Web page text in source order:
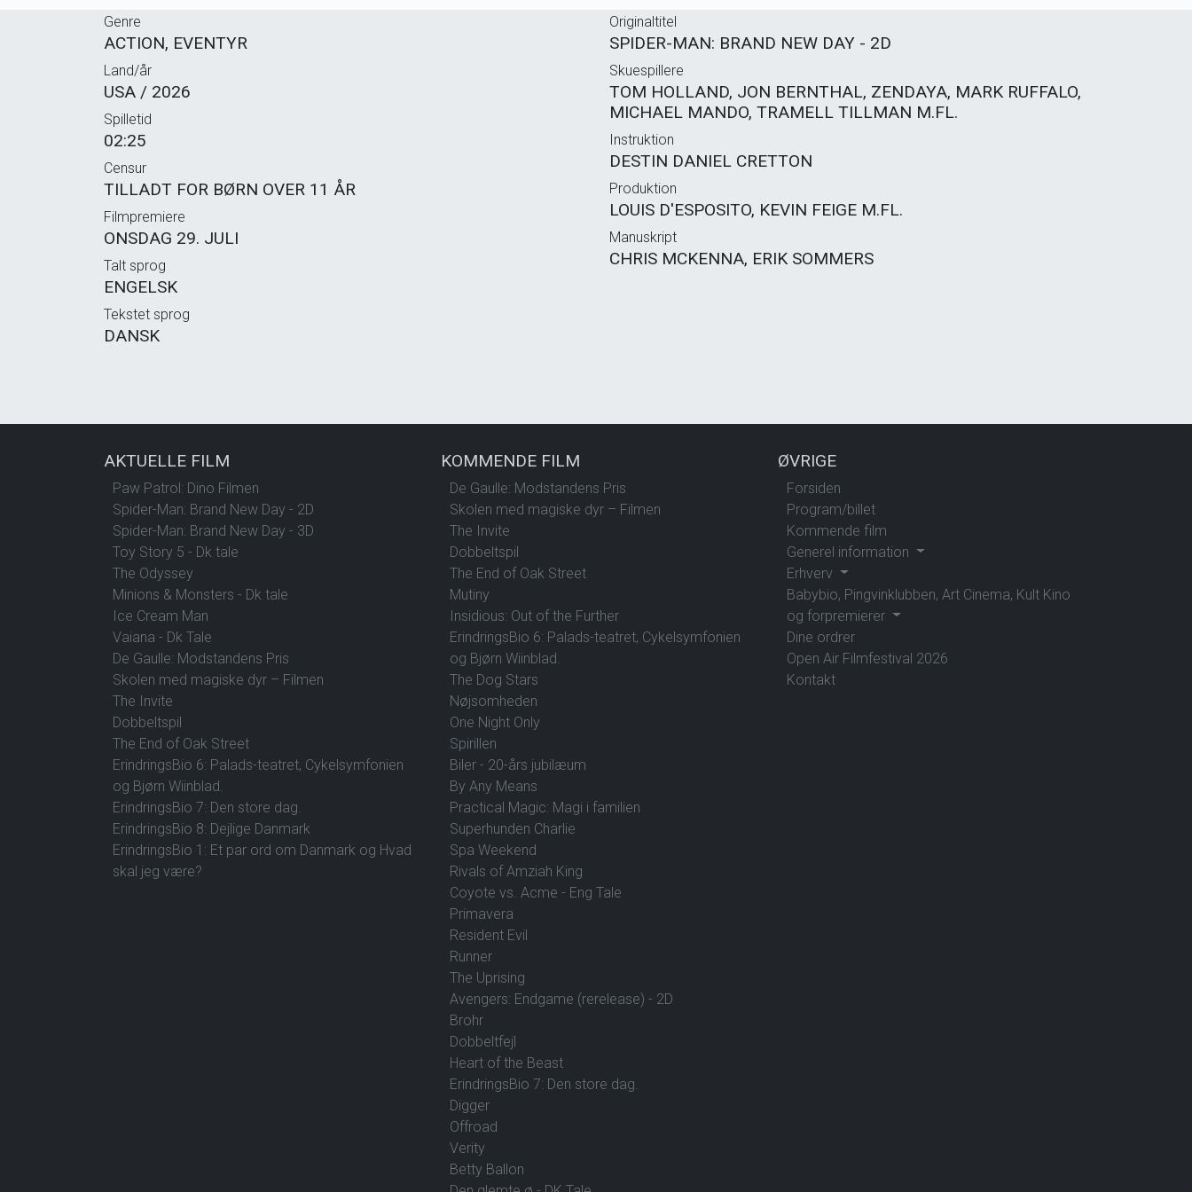
Genre
ACTION, EVENTYR
Land/år
USA / 2026
Spilletid
02:25
Censur
TILLADT FOR BØRN OVER 11 ÅR
Filmpremiere
ONSDAG 29. JULI
Talt sprog
ENGELSK
Tekstet sprog
DANSK
Originaltitel
SPIDER-MAN: BRAND NEW DAY - 2D
Skuespillere
TOM HOLLAND, JON BERNTHAL, ZENDAYA, MARK RUFFALO,
MICHAEL MANDO, TRAMELL TILLMAN M.FL.
Instruktion
DESTIN DANIEL CRETTON
Produktion
LOUIS D'ESPOSITO, KEVIN FEIGE M.FL.
Manuskript
CHRIS MCKENNA, ERIK SOMMERS
AKTUELLE FILM
Paw Patrol: Dino Filmen
Spider-Man: Brand New Day - 2D
Spider-Man: Brand New Day - 3D
Toy Story 5 - Dk tale
The Odyssey
Minions & Monsters - Dk tale
Ice Cream Man
Vaiana - Dk Tale
De Gaulle: Modstandens Pris
Skolen med magiske dyr – Filmen
The Invite
Dobbeltspil
The End of Oak Street
ErindringsBio 6: Palads-teatret, Cykelsymfonien
og Bjørn Wiinblad.
ErindringsBio 7: Den store dag.
ErindringsBio 8: Dejlige Danmark
ErindringsBio 1: Et par ord om Danmark og Hvad
skal jeg være?
KOMMENDE FILM
De Gaulle: Modstandens Pris
Skolen med magiske dyr – Filmen
The Invite
Dobbeltspil
The End of Oak Street
Mutiny
Insidious: Out of the Further
ErindringsBio 6: Palads-teatret, Cykelsymfonien
og Bjørn Wiinblad.
The Dog Stars
Nøjsomheden
One Night Only
Spirillen
Biler - 20-års jubilæum
By Any Means
Practical Magic: Magi i familien
Superhunden Charlie
Spa Weekend
Rivals of Amziah King
Coyote vs. Acme - Eng Tale
Primavera
Resident Evil
Runner
The Uprising
Avengers: Endgame (rerelease) - 2D
Brohr
Dobbeltfejl
Heart of the Beast
ErindringsBio 7: Den store dag.
Digger
Offroad
Verity
Betty Ballon
ØVRIGE
Forsiden
Program/billet
Kommende film
Generel information
Erhverv
Babybio, Pingvinklubben, Art Cinema, Kult Kino
og forpremierer
Dine ordrer
Open Air Filmfestival 2026
Kontakt